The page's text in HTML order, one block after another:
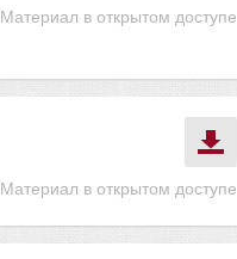
Материал в открытом доступе
Материал в открытом доступе